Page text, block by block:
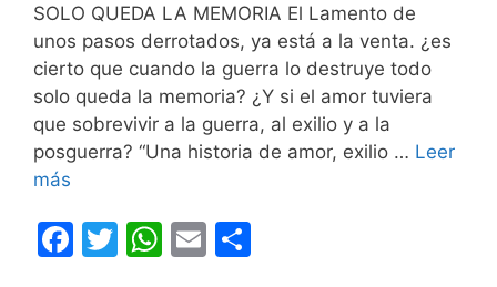
SOLO QUEDA LA MEMORIA El Lamento de
unos pasos derrotados, ya está a la venta. ¿es
cierto que cuando la guerra lo destruye todo
solo queda la memoria? ¿Y si el amor tuviera
que sobrevivir a la guerra, al exilio y a la
posguerra? “Una historia de amor, exilio … Leer
más
F
T
W E